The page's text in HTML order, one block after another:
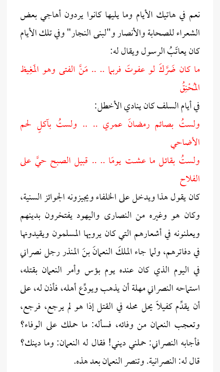
نعم في هاتيك الأيام وما يليها كانوا يردون أهاجي بعض
الشعراء للصحابة والأنصار و"لبنى النجار" وفي تلك الأيام
كان يعاتَبُ الرسول ويقال له:
ما كان ضَرَّكَ لو عفوتَ فربما .. .. مَنَّ الفتى وهو المَغِيظ
المُحْنِقُ
في أيام السلف كان ينادي الأخطل:
ولستُ بصائم رمضانَ عمري .. .. ولستُ بآكلٍ لحم
الأضاحي
ولستُ بقائـل ما عشــــت يومًا .. .. قبيل الصبح حيَّ على
الفلاح
كان يقول هذا ويدخل على الخلفاء ويجيزونه الجوائز السنية،
وكان هو وغيره من النصارى واليهود يفتخرون بدينهم
ويعلنونه في أشعارهم التي كان يرويها المسلمون ويقيدونها
في دفاترهم، ولما جاء الملكَ النعمانَ بنَ المنذر رجل نصراني
في اليوم الذي كان عنده يوم بؤس وأمر النعمان بقتله،
استماحه النصراني مهلة أن يذهب ويودِّع أهله، فأذن له، على
أن يقدِّم كفيلًا يحل محله في القتل إذا هو لم يرجع، فرجع،
وتعجب النعمان من وفائه، فسأله: ما حملك على الوفاء؟
فأجابه النصراني: حملني ديني! فقال له النعمان: وما دينك؟
قال له: النصرانية. وتنصر النعمان بعد هذه.